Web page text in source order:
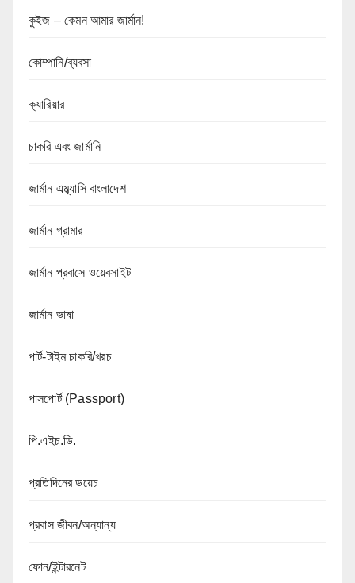
কুইজ – কেমন আমার জার্মান!
কোম্পানি/ব্যবসা
ক্যারিয়ার
চাকরি এবং জার্মানি
জার্মান এম্ব্যাসি বাংলাদেশ
জার্মান গ্রামার
জার্মান প্রবাসে ওয়েবসাইট
জার্মান ভাষা
পার্ট-টাইম চাকরি/খরচ
পাসপোর্ট (Passport)
পি.এইচ.ডি.
প্রতিদিনের ডয়েচ
প্রবাস জীবন/অন্যান্য
ফোন/ইন্টারনেট